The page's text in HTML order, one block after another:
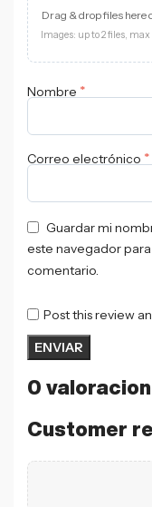
0
Customer
Drag & drop files here
Images: up to 2 files,
Nombre *
Correo electrónico *
Guardar mi
este navegador
comentario.
Post this review